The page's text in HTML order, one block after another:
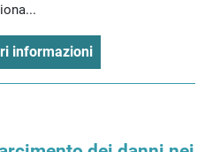
informazioni